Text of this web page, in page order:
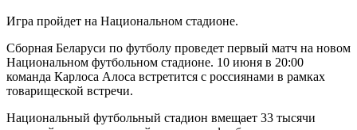
Игра пройдет на Национальном стадионе.
Сборная Беларуси по футболу проведет первый матч на новом
Национальном футбольном стадионе. 10 июня в 20:00
команда Карлоса Алоса встретится с россиянами в рамках
товарищеской встречи.
Национальный футбольный стадион вмещает 33 тысячи